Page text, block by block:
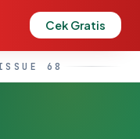
Cek Gratis
68